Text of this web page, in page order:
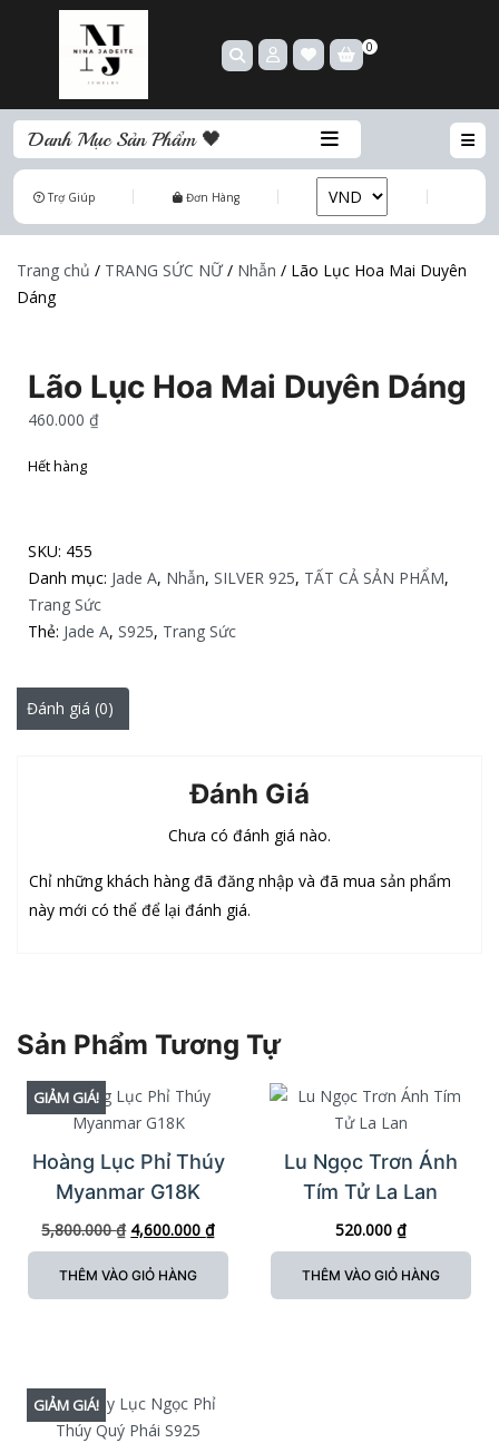
0
Danh Mục Sản Phẩm 🖤
Trợ Giúp Đơn Hàng
Trang chủ / TRANG SỨC NỮ/ Nhẫn / Lão Lục Hoa Mai Duyên
Dáng
Lão Lục Hoa Mai Duyên Dáng
460.000 ₫
Hết hàng
SKU: 455
Danh mục: Jade A, Nhẫn, SILVER 925, TẤT CẢ SẢN PHẨM,
Trang Sức
Thẻ: Jade A, S925, Trang Sức
Đánh giá (0)
Đánh Giá
Chưa có đánh giá nào.
Chỉ những khách hàng đã đăng nhập và đã mua sản phẩm
này mới có thể để lại đánh giá.
Sản Phẩm Tương Tự
GIẢM GIÁ!
Hoàng Lục Phỉ Thúy
Myanmar G18K
5,800.000₫ 4,600.000₫
THÊM VÀO GIỎ HÀNG
Lu Ngọc Trơn Ánh
Tím Tử La Lan
520.000 ₫
THÊM VÀO GIỎ HÀNG
GIẢM GIÁ!